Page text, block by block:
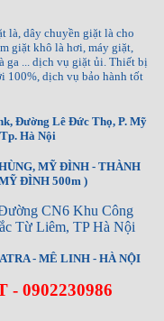
là, dây chuyền giặt là cho
giặt khô là hơi, máy giặt,
ga ... dịch vụ giặt ủi. Thiết bị
100%, dịch vụ bảo hành tốt
Đường Lê Đức Thọ, P. Mỹ
Hà Nội
MỸ ĐÌNH - THÀNH
ĐÌNH 500m )
CN6 Khu Công
Từ Liêm, TP Hà Nội
- MÊ LINH - HÀ NỘI
0902230986